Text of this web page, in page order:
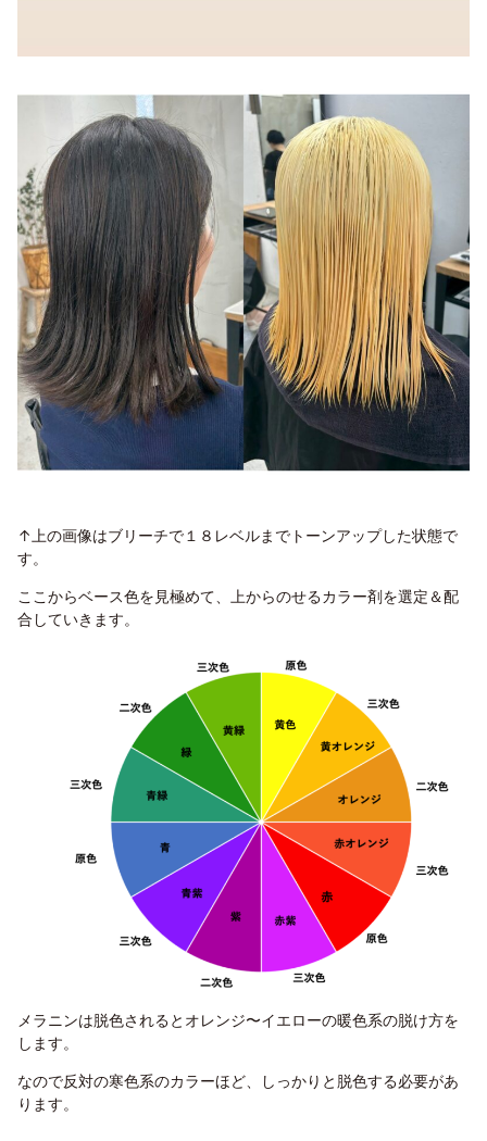
↑上の画像はブリーチで１８レベルまでトーンアップした状態で
す。
ここからベース色を見極めて、上からのせるカラー剤を選定＆配
合していきます。
メラニンは脱色されるとオレンジ〜イエローの暖色系の脱け方を
します。
なので反対の寒色系のカラーほど、しっかりと脱色する必要があ
ります。